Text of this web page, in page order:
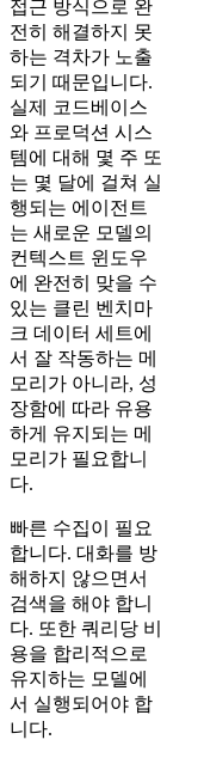
접근 방식으로 완
전히 해결하지 못
하는 격차가 노출
되기 때문입니다.
실제 코드베이스
와 프로덕션 시스
템에 대해 몇 주 또
는 몇 달에 걸쳐 실
행되는 에이전트
는 새로운 모델의
컨텍스트 윈도우
에 완전히 맞을 수
있는 클린 벤치마
크 데이터 세트에
서 잘 작동하는 메
모리가 아니라, 성
장함에 따라 유용
하게 유지되는 메
모리가 필요합니
다.
빠른 수집이 필요
합니다. 대화를 방
해하지 않으면서
검색을 해야 합니
다. 또한 쿼리당 비
용을 합리적으로
유지하는 모델에
서 실행되어야 합
니다.